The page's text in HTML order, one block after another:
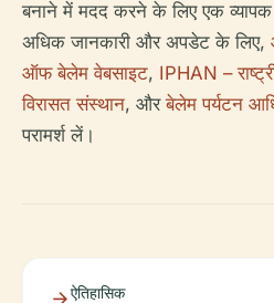
बनाने में मदद करने के लिए एक
अधिक जानकारी और अपडेट के लिए,
ऑफ बेलेम वेबसाइट, IPHAN –
विरासत संस्थान, औरबेलेम पर्यटन
परामर्श लें।
ऐतिहासिक